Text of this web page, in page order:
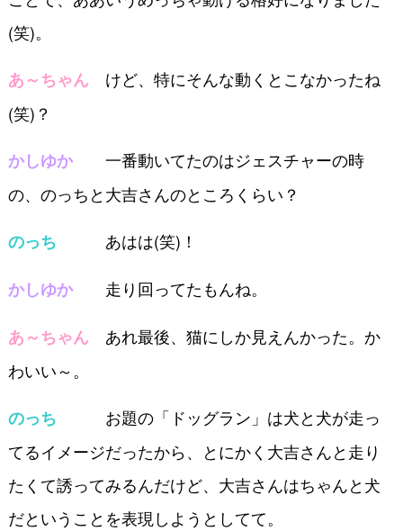
(笑)。
あ～ちゃん けど、特にそんな動くとこなかったね
(笑)？
かしゆか一番動いてたのはジェスチャーの時
の、のっちと大吉さんのところくらい？
のっち あはは(笑)！
かしゆか走り回ってたもんね。
あ～ちゃん あれ最後、猫にしか見えんかった。か
わいい～。
のっち
お題の「ドッグラン」は犬と犬が走っ
てるイメージだったから、とにかく大吉さんと走り
たくて誘ってみるんだけど、大吉さんはちゃんと犬
だということを表現しようとしてて。